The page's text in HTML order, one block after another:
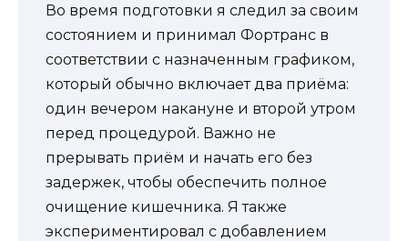
Во время подготовки я следил за своим
состоянием и принимал Фортранс в
соответствии с назначенным графиком,
который обычно включает два приёма:
один вечером накануне и второй утром
перед процедурой. Важно не
прерывать приём и начать его без
задержек, чтобы обеспечить полное
очищение кишечника. Я также
экспериментировал с добавлением